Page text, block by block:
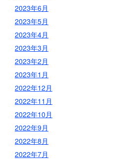
2023年6月
2023年5月
2023年4月
2023年3月
2023年2月
2023年1月
2022年12月
2022年11月
2022年10月
2022年9月
2022年8月
2022年7月